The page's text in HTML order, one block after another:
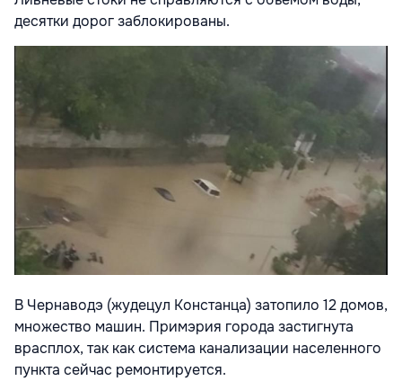
десятки дорог заблокированы.
В Чернаводэ (жудецул Констанца) затопило 12 домов,
множество машин. Примэрия города застигнута
врасплох, так как система канализации населенного
пункта сейчас ремонтируется.